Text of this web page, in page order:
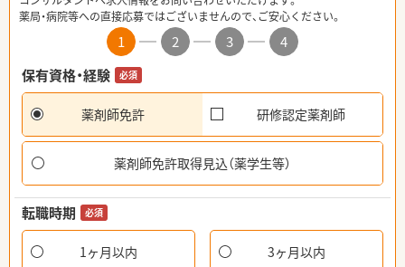
薬局・病院等への直接応募ではございませんので、ご安心ください。
1 2 3
4
保有資格・経験
必須
薬剤師免許 研修認定薬剤師
薬剤師免許取得見込（薬学生等）
転職時期 必須
1ヶ月以内 3ヶ月以内